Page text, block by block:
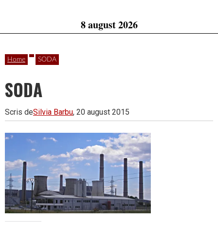
8 august 2026
Home SODA
SODA
Scris deSilvia Barbu, 20 august 2015